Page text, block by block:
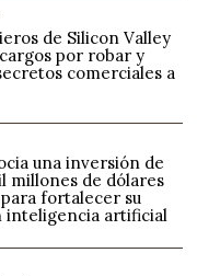
de Silicon Valley
por robar y
comerciales a
una inversión de
millones de dólares
fortalecer su
inteligencia artificial